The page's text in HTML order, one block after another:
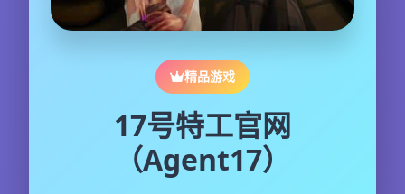
精品游戏
17号特工官网
（Agent17）